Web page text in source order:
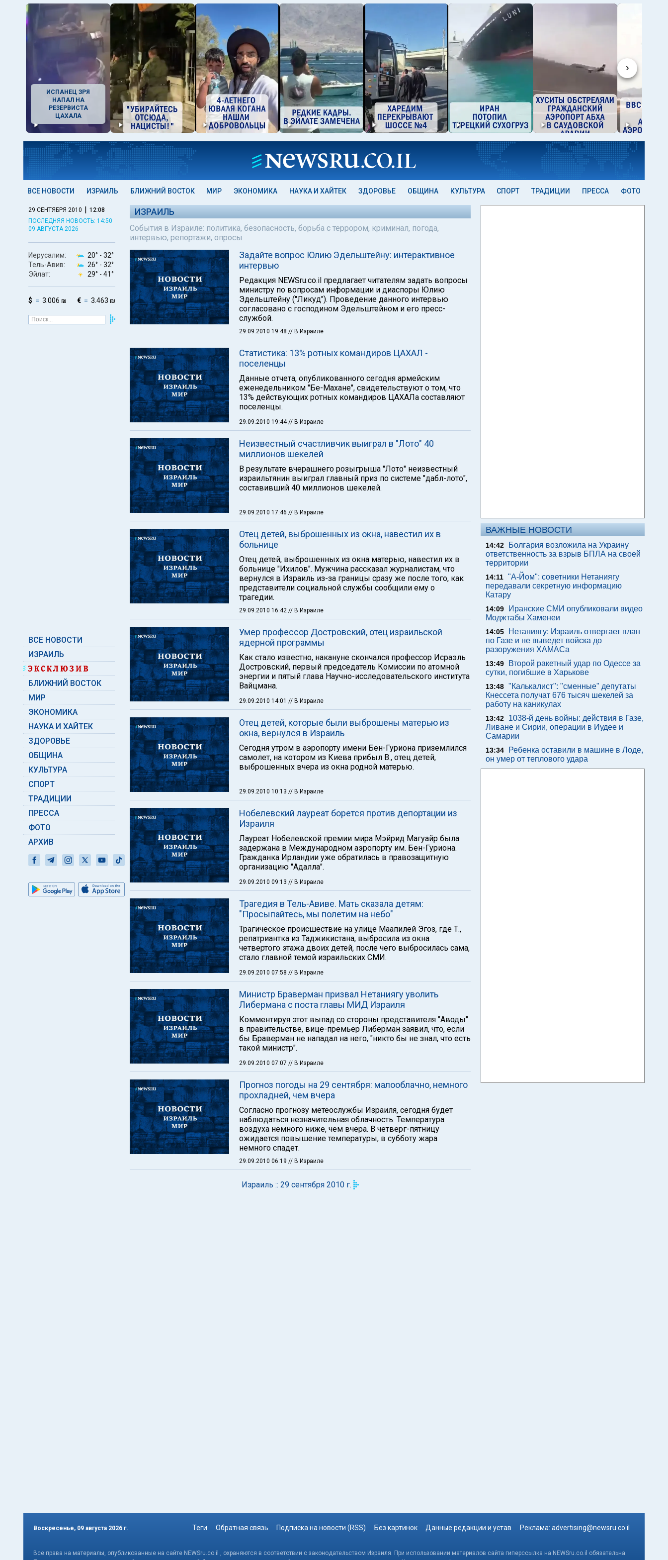
›
ИСПАНЕЦ ЗРЯ
НАПАЛ НА
РЕЗЕРВИСТА
ЦАХАЛА
ВСЕ НОВОСТИ ИЗРАИЛЬ БЛИЖНИЙ ВОСТОК МИР ЭКОНОМИКА НАУКА И ХАЙТЕК ЗДОРОВЬЕ ОБЩИНА КУЛЬТУРА СПОРТ ТРАДИЦИИ ПРЕССА ФОТО
29 СЕНТЯБРЯ 2010 | 12:08
ПОСЛЕДНЯЯ НОВОСТЬ: 14:50
09 АВГУСТА 2026
Иерусалим: 20° - 32°
Тель-Авив:
26° - 32°
Эйлат:
29° - 41°
$ 3.006 ₪ € 3.463 ₪
ВСЕ НОВОСТИ
ИЗРАИЛЬ
БЛИЖНИЙ ВОСТОК
МИР
ЭКОНОМИКА
НАУКА И ХАЙТЕК
ЗДОРОВЬЕ
ОБЩИНА
КУЛЬТУРА
СПОРТ
ТРАДИЦИИ
ПРЕССА
ФОТО
АРХИВ
ИЗРАИЛЬ
События в Израиле: политика, безопасность, борьба с террором, криминал, погода,
интервью, репортажи, опросы
Задайте вопрос Юлию Эдельштейну: интерактивное
интервью
Редакция NEWSru.co.il предлагает читателям задать вопросы
министру по вопросам информации и диаспоры Юлию
Эдельштейну ("Ликуд"). Проведение данного интервью
согласовано с господином Эдельштейном и его пресс-
службой.
29.09.2010 19:48 // В Израиле
Статистика: 13% ротных командиров ЦАХАЛ -
поселенцы
Данные отчета, опубликованного сегодня армейским
еженедельником "Бе-Махане", свидетельствуют о том, что
13% действующих ротных командиров ЦАХАЛа составляют
поселенцы.
29.09.2010 19:44// В Израиле
Неизвестный счастливчик выиграл в "Лото" 40
миллионов шекелей
В результате вчерашнего розыгрыша "Лото" неизвестный
израильтянин выиграл главный приз по системе "дабл-лото",
составивший 40 миллионов шекелей.
29.09.2010 17:46 // В Израиле
Отец детей, выброшенных из окна, навестил их в
больнице
Отец детей, выброшенных из окна матерью, навестил их в
больнице "Ихилов". Мужчина рассказал журналистам, что
вернулся в Израиль из-за границы сразу же после того, как
представители социальной службы сообщили ему о
трагедии.
29.09.2010 16:42 // В Израиле
Умер профессор Достровский, отец израильской
ядерной программы
Как стало известно, накануне скончался профессор Исраэль
Достровский, первый председатель Комиссии по атомной
энергии и пятый глава Научно-исследовательского института
Вайцмана.
29.09.2010 14:01 // В Израиле
Отец детей, которые были выброшены матерью из
окна, вернулся в Израиль
Сегодня утром в аэропорту имени Бен-Гуриона приземлился
самолет, на котором из Киева прибыл В., отец детей,
выброшенных вчера из окна родной матерью.
29.09.2010 10:13 // В Израиле
Нобелевский лауреат борется против депортации из
Израиля
Лауреат Нобелевской премии мира Мэйрид Магуайр была
задержана в Международном аэропорту им. Бен-Гуриона.
Гражданка Ирландии уже обратилась в правозащитную
организацию "Адалла".
29.09.2010 09:13 // В Израиле
Трагедия в Тель-Авиве. Мать сказала детям:
"Просыпайтесь, мы полетим на небо"
Трагическое происшествие на улице Маапилей Эгоз, где Т.,
репатриантка из Таджикистана, выбросила из окна
четвертого этажа двоих детей, после чего выбросилась сама,
стало главной темой израильских СМИ.
29.09.2010 07:58 // В Израиле
Министр Браверман призвал Нетаниягу уволить
Либермана с поста главы МИД Израиля
Комментируя этот выпад со стороны представителя "Аводы"
в правительстве, вице-премьер Либерман заявил, что, если
бы Браверман не нападал на него, "никто бы не знал, что есть
такой министр".
29.09.2010 07:07 // В Израиле
Прогноз погоды на 29 сентября: малооблачно, немного
прохладней, чем вчера
Согласно прогнозу метеослужбы Израиля, сегодня будет
наблюдаться незначительная облачность. Температура
воздуха немного ниже, чем вчера. В четверг-пятницу
ожидается повышение температуры, в субботу жара
немного спадет.
29.09.2010 06:19 // В Израиле
Израиль :: 29 сентября 2010 г.
ВАЖНЫЕ НОВОСТИ
14:42
Болгария возложила на Украину
ответственность за взрыв БПЛА на своей
территории
14:11 "А-Йом": советники Нетаниягу
передавали секретную информацию
Катару
14:09
Иранские СМИ опубликовали видео
Моджтабы Хаменеи
14:05
Нетаниягу: Израиль отвергает план
по Газе и не выведет войска до
разоружения ХАМАСа
13:49
Второй ракетный удар по Одессе за
сутки, погибшие в Харькове
13:48 "Калькалист": "сменные" депутаты
Кнессета получат 676 тысяч шекелей за
работу на каникулах
13:42
1038-й день войны: действия в Газе,
Ливане и Сирии, операции в Иудее и
Самарии
13:34
Ребенка оставили в машине в Лоде,
он умер от теплового удара
Воскресенье, 09 августа 2026 г. Теги Обратная связь Подписка на новости (RSS) Без картинок Данные редакции и устав Реклама: advertising@newsru.co.il
Все права на материалы, опубликованные на сайте NEWSru.co.il , охраняются в соответствии с законодательством Израиля. При использовании материалов сайта гиперссылка на NEWSru.co.il обязательна.